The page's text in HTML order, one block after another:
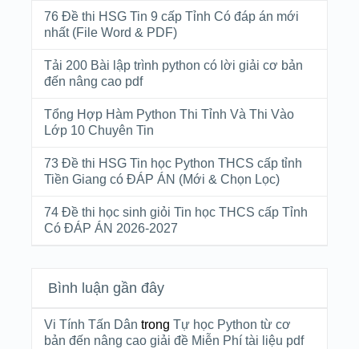
76 Đề thi HSG Tin 9 cấp Tỉnh Có đáp án mới
nhất (File Word & PDF)
Tải 200 Bài lập trình python có lời giải cơ bản
đến nâng cao pdf
Tổng Hợp Hàm Python Thi Tỉnh Và Thi Vào
Lớp 10 Chuyên Tin
73 Đề thi HSG Tin học Python THCS cấp tỉnh
Tiền Giang có ĐÁP ÁN (Mới & Chọn Lọc)
74 Đề thi học sinh giỏi Tin học THCS cấp Tỉnh
Có ĐÁP ÁN 2026-2027
Bình luận gần đây
Vi Tính Tấn Dân trong Tự học Python từ cơ
bản đến nâng cao giải đề Miễn Phí tài liệu pdf